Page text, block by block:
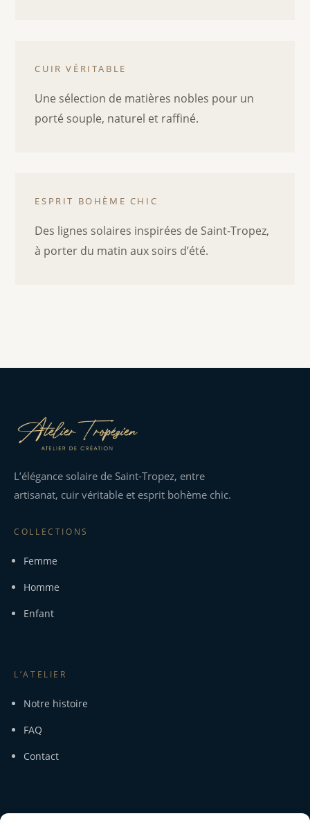
CUIR VÉRITABLE
Une sélection de matières nobles pour un
porté souple, naturel et raffiné.
ESPRIT BOHÈME CHIC
Des lignes solaires inspirées de Saint-Tropez,
à porter du matin aux soirs d’été.
L’élégance solaire de Saint-Tropez, entre
artisanat, cuir véritable et esprit bohème chic.
COLLECTIONS
Femme
Homme
Enfant
L’ATELIER
Notre histoire
FAQ
Contact
SERVICE CLIENT